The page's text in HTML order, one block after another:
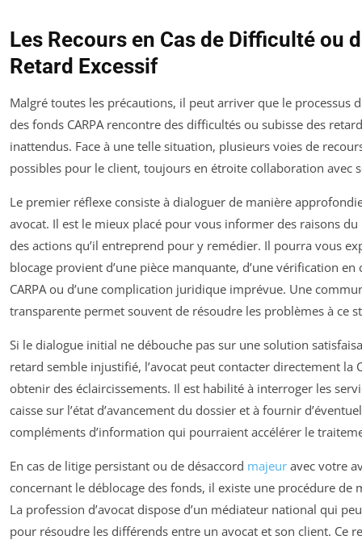
Les Recours en Cas de Difficulté ou
Retard Excessif
Malgré toutes les précautions, il peut arriver que le processus
des fonds CARPA rencontre des difficultés ou subisse des
inattendus. Face à une telle situation, plusieurs voies de
possibles pour le client, toujours en étroite collaboration avec
Le premier réflexe consiste à dialoguer de manière
avocat. Il est le mieux placé pour vous informer des raisons
des actions qu’il entreprend pour y remédier. Il pourra vous
blocage provient d’une pièce manquante, d’une vérification en
CARPA ou d’une complication juridique imprévue. Une
transparente permet souvent de résoudre les problèmes à ce
Si le dialogue initial ne débouche pas sur une solution
retard semble injustifié, l’avocat peut contacter directement la
obtenir des éclaircissements. Il est habilité à interroger les
caisse sur l’état d’avancement du dossier et à fournir
compléments d’information qui pourraient accélérer le
En cas de litige persistant ou de désaccord majeur avec votre
concernant le déblocage des fonds, il existe une procédure de
La profession d’avocat dispose d’un médiateur national qui
pour résoudre les différends entre un avocat et son client. Ce